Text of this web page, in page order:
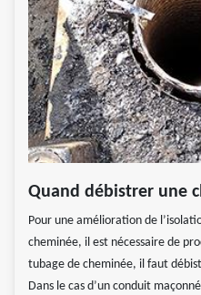
Quand débistrer une
Pour une amélioration de
cheminée, il est nécessaire de
tubage de cheminée, il faut
Dans le cas d’un conduit